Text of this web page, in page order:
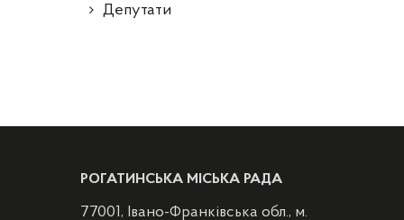
Депутати
РОГАТИНСЬКА МІСЬКА РАДА
77001, Івано-Франківська обл., м.